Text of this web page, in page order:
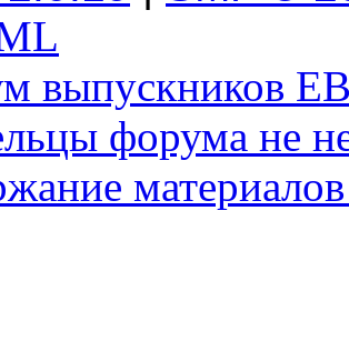
выпускников
форума не